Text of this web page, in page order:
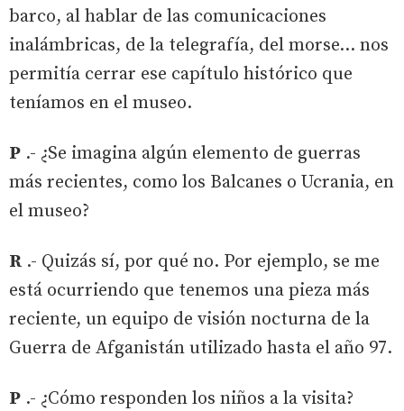
barco, al hablar de las comunicaciones
inalámbricas, de la telegrafía, del morse… nos
permitía cerrar ese capítulo histórico que
teníamos en el museo.
P .- ¿Se imagina algún elemento de guerras
más recientes, como los Balcanes o Ucrania, en
el museo?
R .- Quizás sí, por qué no. Por ejemplo, se me
está ocurriendo que tenemos una pieza más
reciente, un equipo de visión nocturna de la
Guerra de Afganistán utilizado hasta el año 97.
P .- ¿Cómo responden los niños a la visita?